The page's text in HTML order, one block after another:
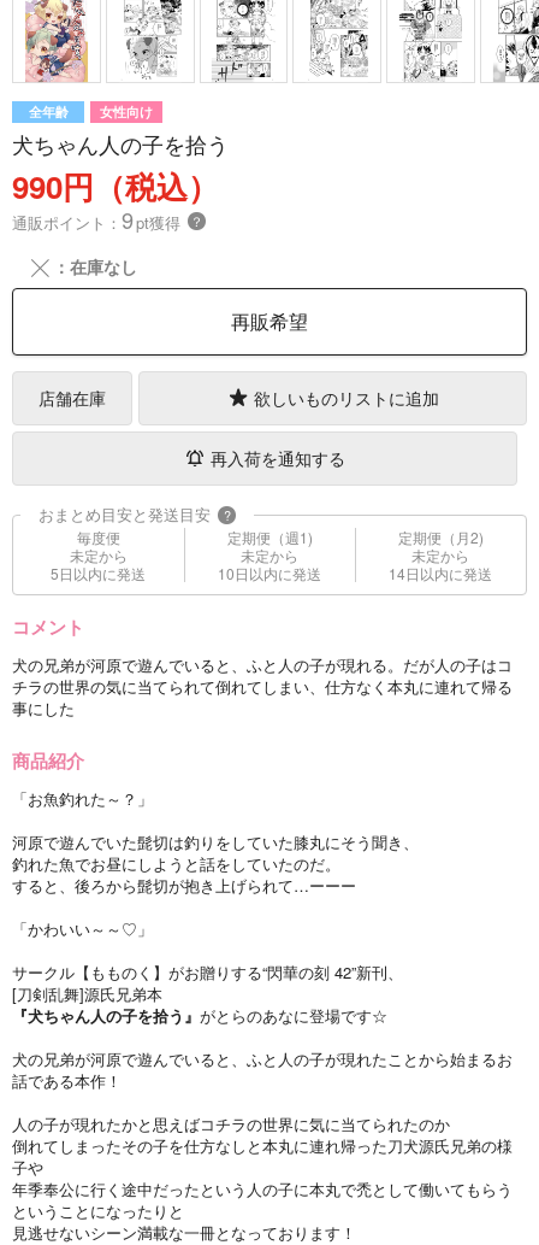
全年齢 女性向け
犬ちゃん人の子を拾う
990円（税込）
通販ポイント： 9pt獲得 ？
╳ ：在庫なし
再販希望
店舗在庫 欲しいものリストに追加
再入荷を通知する
おまとめ目安と発送目安 ?
毎度便
未定から
5日以内に発送
定期便（週1)
未定から
10日以内に発送
定期便（月2)
未定から
14日以内に発送
コメント
犬の兄弟が河原で遊んでいると、ふと人の子が現れる。だが人の子はコ
チラの世界の気に当てられて倒れてしまい、仕方なく本丸に連れて帰る
事にした
商品紹介
「お魚釣れた～？」
河原で遊んでいた髭切は釣りをしていた膝丸にそう聞き、
釣れた魚でお昼にしようと話をしていたのだ。
すると、後ろから髭切が抱き上げられて…ーーー
「かわいい～～♡」
サークル【もものく】がお贈りする“閃華の刻 42”新刊、
[刀剣乱舞]源氏兄弟本
『犬ちゃん人の子を拾う』 がとらのあなに登場です☆
犬の兄弟が河原で遊んでいると、ふと人の子が現れたことから始まるお
話である本作！
人の子が現れたかと思えばコチラの世界に気に当てられたのか
倒れてしまったその子を仕方なしと本丸に連れ帰った刀犬源氏兄弟の様
子や
年季奉公に行く途中だったという人の子に本丸で禿として働いてもらう
ということになったりと
見逃せないシーン満載な一冊となっております！